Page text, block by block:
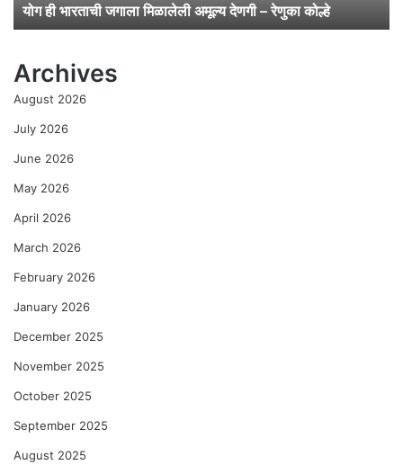
ला
मि
ले
ली
अ
मू
दे
ण
–
णु
का
ल्हे
योग ही भारताची जगाला मिळालेली अमूल्य देणगी – रेणुका कोल्हे
Archives
August 2026
July 2026
June 2026
May 2026
April 2026
March 2026
February 2026
January 2026
December 2025
November 2025
October 2025
September 2025
August 2025